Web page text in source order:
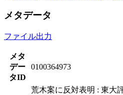
メタデータ
ファイル出力
メタ
デー
タID
0100364973
荒木案に反対表明 : 東大